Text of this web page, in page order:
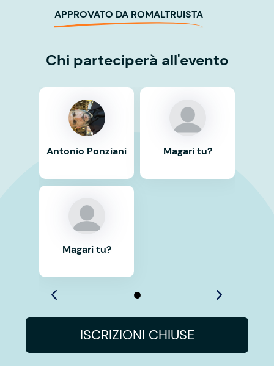
APPROVATO DA ROMALTRUISTA
Chi parteciperà all'evento
Antonio Ponziani
Magari tu?
Magari tu?
ISCRIZIONI CHIUSE